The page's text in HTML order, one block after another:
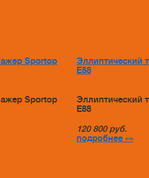
Sportop
Sportop
Эллиптический
E88
Эллиптический
E88
120 800 руб.
подробнее »»